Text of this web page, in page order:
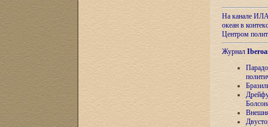
На канале
океан в
Центром
Журнал